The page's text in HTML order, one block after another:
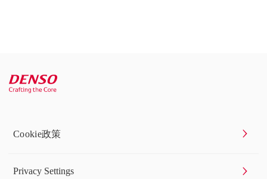
Cookie政策
Privacy Settings